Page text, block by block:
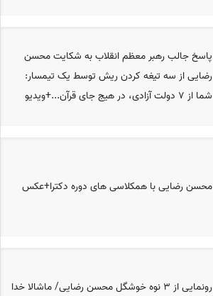
پاسخ جالب رهبر معظم انقلاب به شکایت محسن
رضایی از سه تیغه کردن ریش توسط یک تیمسار:
شما از 7 دولت آزادی، در هیج جای قرآن...+ویدیو
محسن رضایی با همکلاسی های دوره دکترا+عکس
رونمایی از 3 نوه خوشگل محسن رضایی/ ماشالا خدا